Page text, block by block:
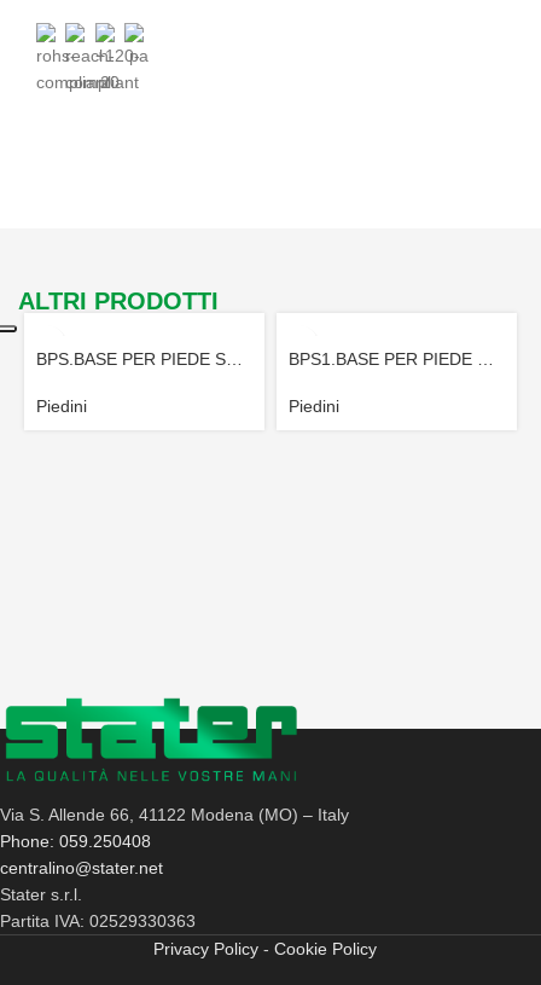
ALTRI PRODOTTI
Piedini Piedini
Via S. Allende 66, 41122 Modena (MO) – Italy
Phone: 059.250408
centralino@stater.net
Stater s.r.l.
Partita IVA: 02529330363
Privacy Policy- Cookie Policy